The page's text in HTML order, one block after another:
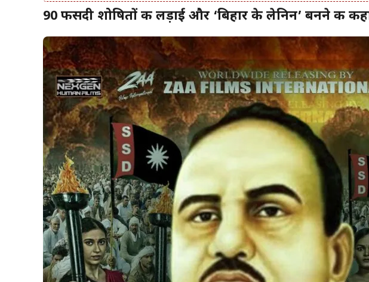
90 फीसदी शोषितों की लड़ाई और ‘बिहार के लेनिन’ बनने की